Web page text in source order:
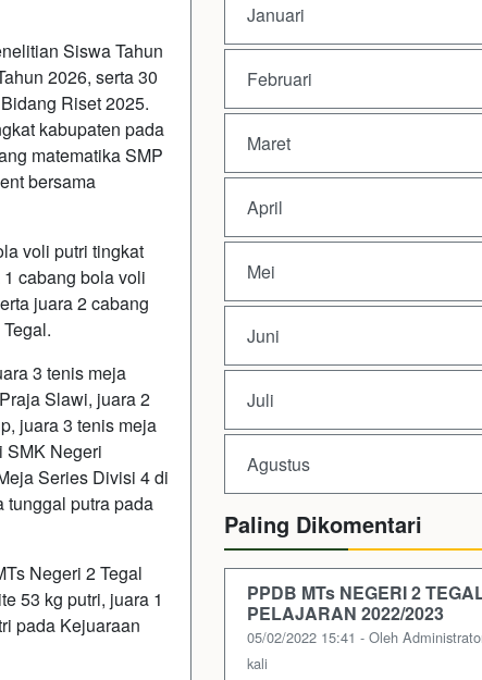
Siswa Tahun
2026, serta 30
Riset 2025.
kabupaten pada
matematika SMP
bersama
voli putri tingkat
cabang bola voli
juara 2 cabang
3 tenis meja
Slawi, juara 2
juara 3 tenis meja
SMK Negeri
Series Divisi 4 di
tunggal putra pada
Negeri 2 Tegal
53 kg putri, juara 1
pada Kejuaraan
Januari
Februari
Maret
April
Mei
Juni
Juli
Agustus
Paling Dikomentari
PPDB MTs NEGERI 2
PELAJARAN 2022/2023
05/02/2022 15:41 - Oleh
kali